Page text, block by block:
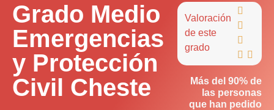
Grado Medio
Emergencias
y Protección
Civil Cheste
Valoración
de este
grado



 
Más del 90% de
las personas
que han pedido